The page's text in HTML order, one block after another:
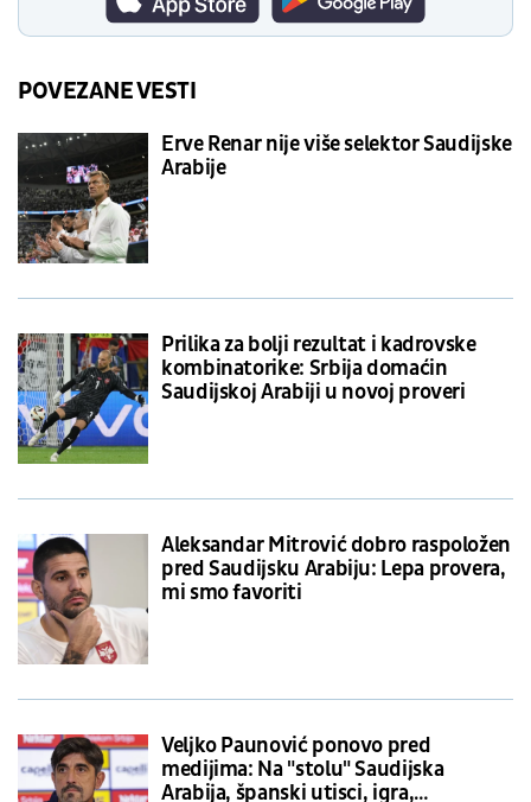
POVEZANE VESTI
Erve Renar nije više selektor Saudijske
Arabije
Prilika za bolji rezultat i kadrovske
kombinatorike: Srbija domaćin
Saudijskoj Arabiji u novoj proveri
Aleksandar Mitrović dobro raspoložen
pred Saudijsku Arabiju: Lepa provera,
mi smo favoriti
Veljko Paunović ponovo pred
medijima: Na "stolu" Saudijska
Arabija, španski utisci, igra,